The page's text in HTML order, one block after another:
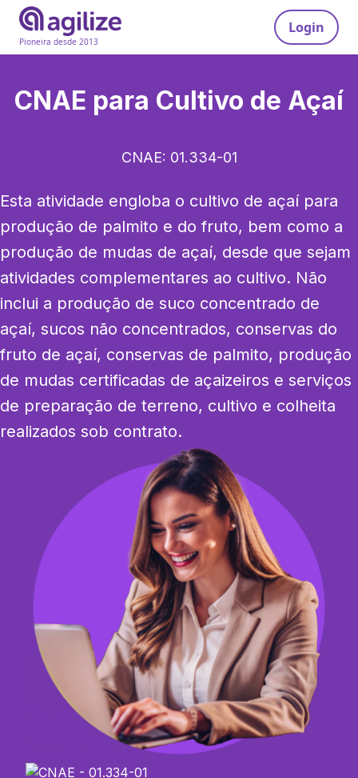
Pioneira desde 2013
Login
CNAE para Cultivo de Açaí
CNAE: 01.334-01
Esta atividade engloba o cultivo de açaí para
produção de palmito e do fruto, bem como a
produção de mudas de açaí, desde que sejam
atividades complementares ao cultivo. Não
inclui a produção de suco concentrado de
açaí, sucos não concentrados, conservas do
fruto de açaí, conservas de palmito, produção
de mudas certificadas de açaizeiros e serviços
de preparação de terreno, cultivo e colheita
realizados sob contrato.